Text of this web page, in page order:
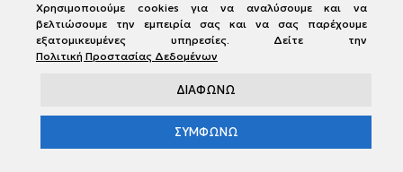
e-damianakis.gr © 2026
Χρησιμοποιούμε cookies για να αναλύσουμε και να
βελτιώσουμε την εμπειρία σας και να σας παρέχουμε
εξατομικευμένες υπηρεσίες. Δείτε την
Πολιτική Προστασίας Δεδομένων
ΔΙΑΦΩΝΩ
ΣΥΜΦΩΝΩ